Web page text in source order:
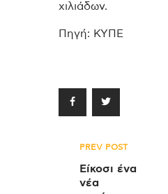
χιλιάδων.
Πηγή: ΚΥΠΕ
Πλοήγηση
άρθρων
PREV POST
Είκοσι ένα
νέα